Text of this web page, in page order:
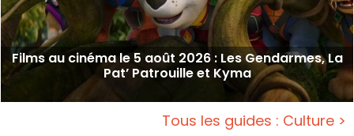
Films au cinéma le 5 août 2026 : Les Gendarmes, La
Pat’ Patrouille et Kyma
Tous les guides : Culture >